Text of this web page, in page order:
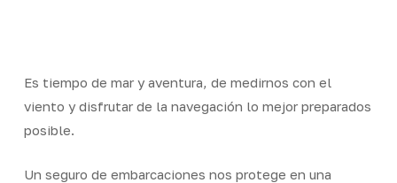
contentEs tiempo de mar y aventura, de medirnos con el
viento y disfrutar de la navegación lo mejor preparados
posible.
Un seguro de embarcaciones nos protege en una